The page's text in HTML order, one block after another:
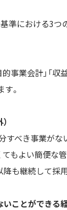
準における3つ
業会計」「収
。
べき事業がな
もよい簡便な
も継続して採
ことができる経